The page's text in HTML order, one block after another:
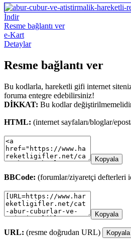
İndir
Resme bağlantı ver
e-Kart
Detaylar
Resme bağlantı ver
Bu kodlarla, hareketli gifi internet
foruma entegre edebilirsiniz!
DİKKAT: Bu kodlar
HTML: (internet sayfaları/bloglar/
Kopyala
BBCode: (forumlar/ziyaretçi defterleri
Kopyala
URL: (resme doğrudan URL) Kopyala